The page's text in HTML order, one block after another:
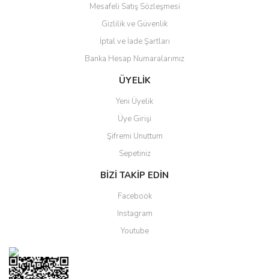
Gönder
Mesafeli Satış Sözleşmesi
Gizlilik ve Güvenlik
İptal ve İade Şartları
Banka Hesap Numaralarımız
ÜYELİK
Yeni Üyelik
Üye Girişi
Şifremi Unuttum
Sepetiniz
BİZİ TAKİP EDİN
Facebook
Instagram
Youtube